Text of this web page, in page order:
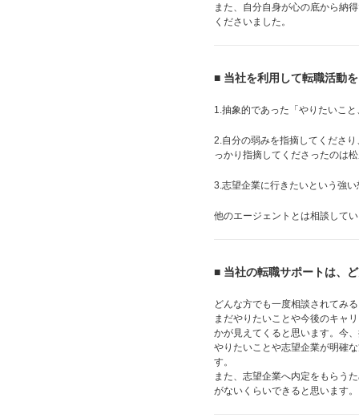
また、自分自身が心の底から納
くださいました。
■ 当社を利用して転職活動
1.抽象的であった「やりたいこ
2.自分の弱みを指摘してくださ
っかり指摘してくださったのは
3.志望企業に行きたいという強
他のエージェントとは相談して
■ 当社の転職サポートは、
どんな方でも一度相談されてみ
まだやりたいことや今後のキャ
かが見えてくると思います。今
やりたいことや志望企業が明確
す。
また、志望企業へ内定をもらう
がないくらいできると思います